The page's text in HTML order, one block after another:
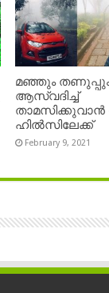
മഞ്ഞും
ആസ്വദിച്ച്
താമസിക്കുവാൻ
ഹിൽസിലേക്ക്
February 9, 2021